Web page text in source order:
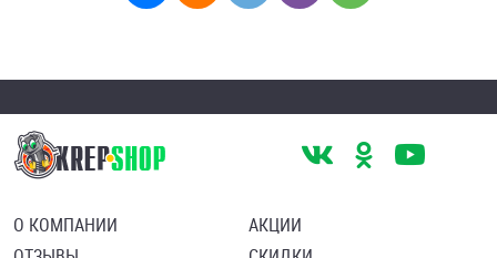
О КОМПАНИИ
АКЦИИ